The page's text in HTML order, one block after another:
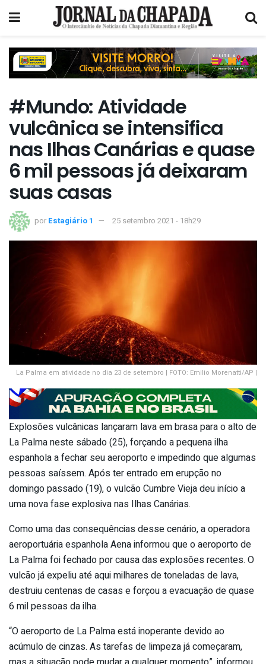
#Mundo: Atividade
vulcânica se intensifica
nas Ilhas Canárias e quase
6 mil pessoas já deixaram
suas casas
por Estagiário 1 25 setembro 2021 - 18h29
La Palma em atividade no dia 23 de setembro | FOTO: Emilio Morenatti/AP |
Explosões vulcânicas lançaram lava em brasa para o alto de
La Palma neste sábado (25), forçando a pequena ilha
espanhola a fechar seu aeroporto e impedindo que algumas
pessoas saíssem. Após ter entrado em erupção no
domingo passado (19), o vulcão Cumbre Vieja deu início a
uma nova fase explosiva nas Ilhas Canárias.
Como uma das consequências desse cenário, a operadora
aeroportuária espanhola Aena informou que o aeroporto de
La Palma foi fechado por causa das explosões recentes. O
vulcão já expeliu até aqui milhares de toneladas de lava,
destruiu centenas de casas e forçou a evacuação de quase
6 mil pessoas da ilha.
“O aeroporto de La Palma está inoperante devido ao
acúmulo de cinzas. As tarefas de limpeza já começaram,